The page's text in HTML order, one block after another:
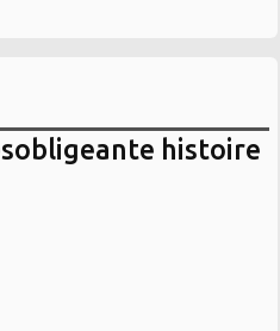
histoire